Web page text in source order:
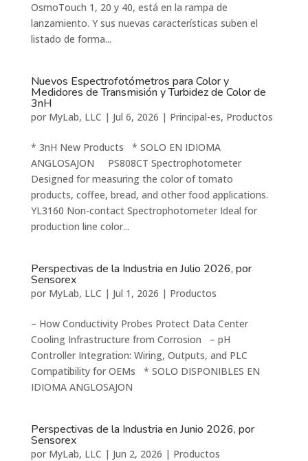
OsmoTouch 1, 20 y 40, está en la rampa de
lanzamiento. Y sus nuevas características suben el
listado de forma...
Nuevos Espectrofotómetros para Color y
Medidores de Transmisión y Turbidez de Color de
3nH
por MyLab, LLC | Jul 6, 2026 | Principal-es, Productos
* 3nH New Products * SOLO EN IDIOMA
ANGLOSAJON PS808CT Spectrophotometer
Designed for measuring the color of tomato
products, coffee, bread, and other food applications.
YL3160 Non-contact Spectrophotometer Ideal for
production line color...
Perspectivas de la Industria en Julio 2026, por
Sensorex
por MyLab, LLC | Jul 1, 2026 | Productos
– How Conductivity Probes Protect Data Center
Cooling Infrastructure from Corrosion – pH
Controller Integration: Wiring, Outputs, and PLC
Compatibility for OEMs * SOLO DISPONIBLES EN
IDIOMA ANGLOSAJON
Perspectivas de la Industria en Junio 2026, por
Sensorex
por MyLab, LLC | Jun 2, 2026 | Productos